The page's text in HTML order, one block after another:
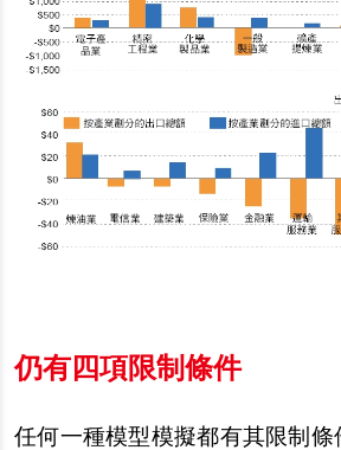
仍有四項限制條件
任何一種模型模擬都有其限制